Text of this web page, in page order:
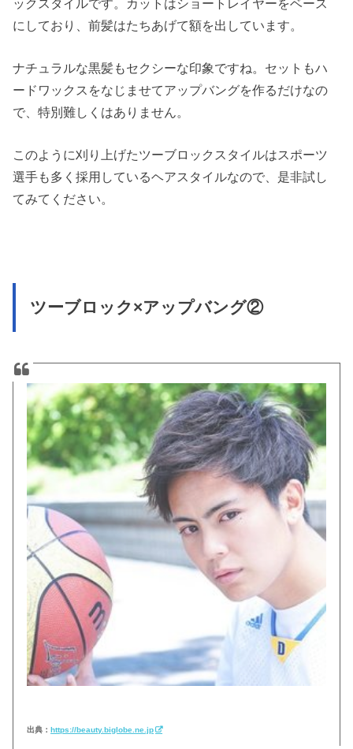
にしており、前髪はたちあげて額を出しています。
ナチュラルな黒髪もセクシーな印象ですね。セットもハ
ードワックスをなじませてアップバングを作るだけなの
で、特別難しくはありません。
このように刈り上げたツーブロックスタイルはスポーツ
選手も多く採用しているヘアスタイルなので、是非試し
てみてください。
ツーブロック×アップバング②
出典：https://beauty.biglobe.ne.jp